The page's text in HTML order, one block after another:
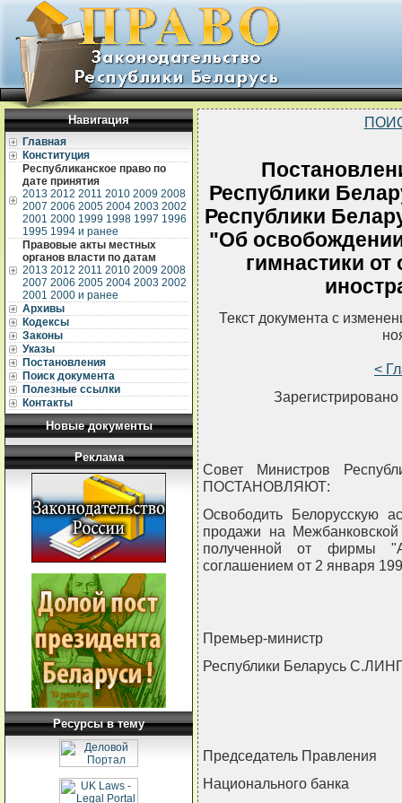
Навигация
Главная
Конституция
Республиканское право по
дате принятия
2013 2012 2011 2010 2009 2008
2007 2006 2005 2004 2003 2002
2001 2000 1999 1998 1997 1996
1995 1994 и ранее
Правовые акты местных
органов власти по датам
2013 2012 2011 2010 2009 2008
2007 2006 2005 2004 2003 2002
2001 2000 и ранее
Архивы
Кодексы
Законы
Указы
Постановления
Поиск документа
Полезные ссылки
Контакты
Новые документы
Реклама
Ресурсы в тему
Республики
Республики
"Об
гимнастики
Текст документа с
<
Совет Министров
ПОСТАНОВЛЯЮТ:
Освободить Белорусскую
продажи на
полученной от фирмы
соглашением от 2 января
Премьер-министр
Республики Беларусь
Председатель Правления
Национального банка